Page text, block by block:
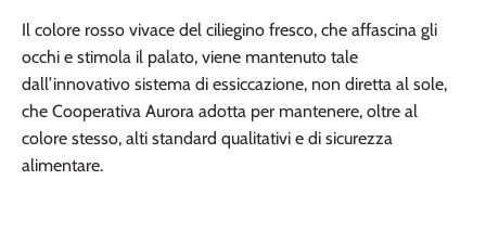
Il colore rosso vivace del ciliegino fresco, che affascina gli
occhi e stimola il palato, viene mantenuto tale
dall’innovativo sistema di essiccazione, non diretta al sole,
che Cooperativa Aurora adotta per mantenere, oltre al
colore stesso, alti standard qualitativi e di sicurezza
alimentare.